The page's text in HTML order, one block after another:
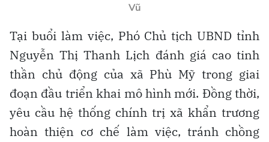
Vũ
Tại buổi làm việc, Phó Chủ tịch UBND tỉnh
Nguyễn Thị Thanh Lịch đánh giá cao tinh
thần chủ động của xã Phù Mỹ trong giai
đoạn đầu triển khai mô hình mới. Đồng thời,
yêu cầu hệ thống chính trị xã khẩn trương
hoàn thiện cơ chế làm việc, tránh chồng